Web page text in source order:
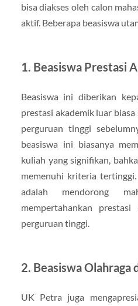
bisa diakses oleh calon
aktif. Beberapa beasiswa
1. Beasiswa Prestasi
Beasiswa ini diberikan
prestasi akademik luar
perguruan tinggi
beasiswa ini biasanya
kuliah yang signifikan,
memenuhi kriteria
adalah mendorong
mempertahankan
perguruan tinggi.
2. Beasiswa Olahraga
UK Petra juga